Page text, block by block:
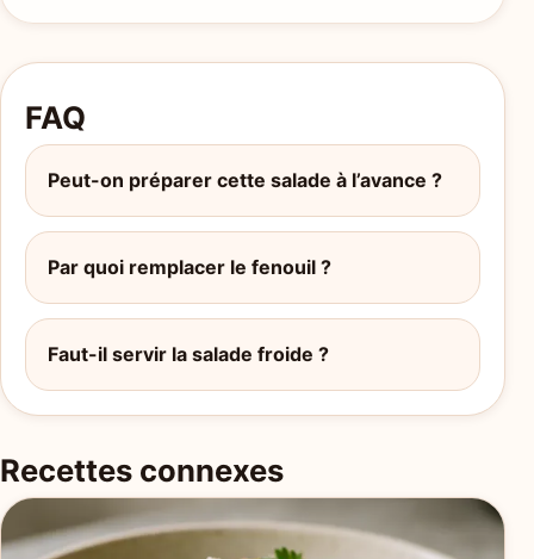
FAQ
Peut-on préparer cette salade à l’avance ?
Par quoi remplacer le fenouil ?
Faut-il servir la salade froide ?
Recettes connexes